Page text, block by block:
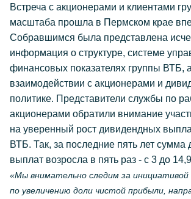
Встреча с акционерами и клиентами
масштаба прошла в Пермском крае
Собравшимся была представлена
информация о структуре, системе
финансовых показателях группы ВТБ,
взаимодействии с акционерами и
политике. Представители службы по
акционерами обратили внимание
на уверенный рост дивидендных
ВТБ. Так, за последние пять лет сумма
выплат возросла в пять раз - с 3 до
«Мы внимательно следим за инициативой
по увеличению доли чистой прибыли,